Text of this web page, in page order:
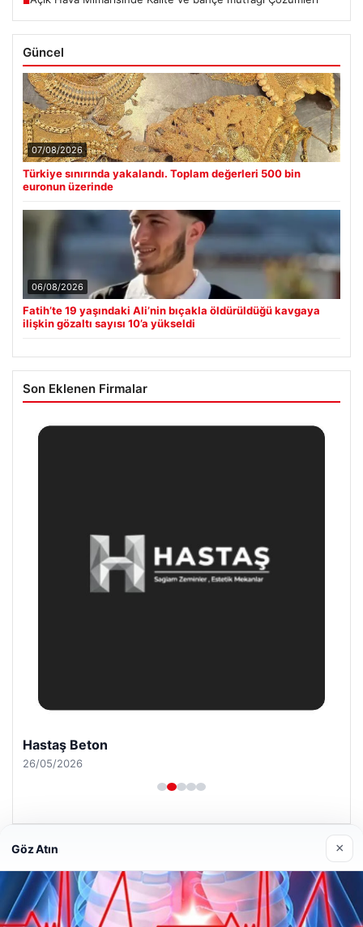
Güncel
07/08/2026
Türkiye sınırında yakalandı. Toplam değerleri 500 bin
euronun üzerinde
06/08/2026
Fatih’te 19 yaşındaki Ali’nin bıçakla öldürüldüğü kavgaya
ilişkin gözaltı sayısı 10’a yükseldi
Son Eklenen Firmalar
Hastaş Beton
26/05/2026
© 2026 Haber Doğru – Güncel Haberler
Göz Atın ×
Yeminli Tercüme Bürosu|Malta Dil Okulu|